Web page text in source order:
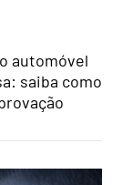
automóvel
saiba como